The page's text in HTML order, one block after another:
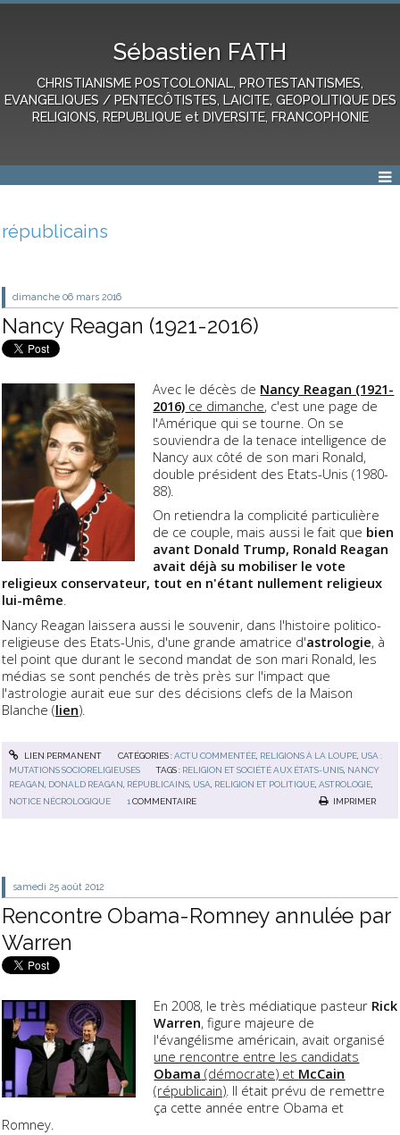
Sébastien FATH
CHRISTIANISME POSTCOLONIAL, PROTESTANTISMES,
EVANGELIQUES / PENTECÔTISTES, LAICITE, GEOPOLITIQUE DES
RELIGIONS, REPUBLIQUE et DIVERSITE, FRANCOPHONIE
républicains
dimanche 06 mars 2016
Nancy Reagan (1921-2016)
Avec le décès de Nancy Reagan (1921-
2016) ce dimanche, c'est une page de
l'Amérique qui se tourne. On se
souviendra de la tenace intelligence de
Nancy aux côté de son mari Ronald,
double président des Etats-Unis (1980-
88).
On retiendra la complicité particulière
de ce couple, mais aussi le fait que bien
avant Donald Trump, Ronald Reagan
avait déjà su mobiliser le vote
religieux conservateur, tout en n'étant nullement religieux
lui-même.
Nancy Reagan laissera aussi le souvenir, dans l'histoire politico-
religieuse des Etats-Unis, d'une grande amatrice d'astrologie, à
tel point que durant le second mandat de son mari Ronald, les
médias se sont penchés de très près sur l'impact que
l'astrologie aurait eue sur des décisions clefs de la Maison
Blanche (lien).
LIEN PERMANENT CATÉGORIES :ACTU COMMENTÉE, RELIGIONS À LA LOUPE, USA :
MUTATIONS SOCIORELIGIEUSES
TAGS : RELIGION ET SOCIÉTÉ AUX ÉTATS-UNIS NANCY
REAGAN DONALD REAGAN RÉPUBLICAINS USA RELIGION ET POLITIQUE ,ASTROLOGIE
NOTICE NÉCROLOGIQUE
1 COMMENTAIRE IMPRIMER
samedi 25 août 2012
Rencontre Obama-Romney annulée par
Warren
En 2008, le très médiatique pasteur Rick
Warren, figure majeure de
l'évangélisme américain, avait organisé
une rencontre entre les candidats
Obama (démocrate) et McCain
(républicain). Il était prévu de remettre
ça cette année entre Obama et
Romney.